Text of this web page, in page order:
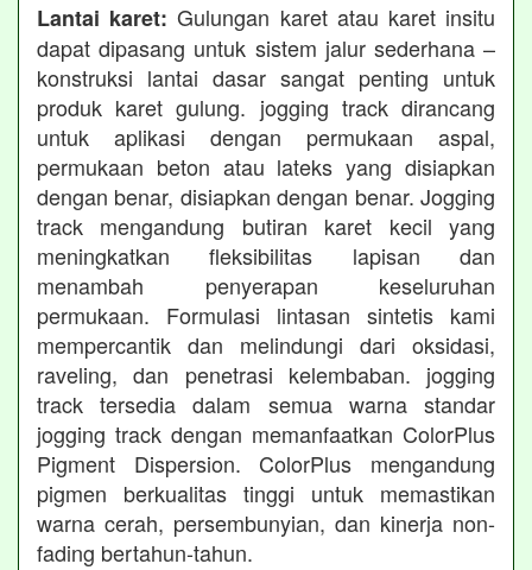
Lantai karet: Gulungan karet atau karet insitu
dapat dipasang untuk sistem jalur sederhana –
konstruksi lantai dasar sangat penting untuk
produk karet gulung. jogging track dirancang
untuk aplikasi dengan permukaan aspal,
permukaan beton atau lateks yang disiapkan
dengan benar, disiapkan dengan benar. Jogging
track mengandung butiran karet kecil yang
meningkatkan fleksibilitas lapisan dan
menambah penyerapan keseluruhan
permukaan. Formulasi lintasan sintetis kami
mempercantik dan melindungi dari oksidasi,
raveling, dan penetrasi kelembaban. jogging
track tersedia dalam semua warna standar
jogging track dengan memanfaatkan ColorPlus
Pigment Dispersion. ColorPlus mengandung
pigmen berkualitas tinggi untuk memastikan
warna cerah, persembunyian, dan kinerja non-
fading bertahun-tahun.